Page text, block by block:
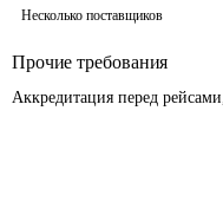
Несколько поставщиков
Прочие требования
Аккредитация перед